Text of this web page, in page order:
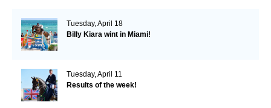
Tuesday, April 18
Billy Kiara wint in Miami!
Tuesday, April 11
Results of the week!